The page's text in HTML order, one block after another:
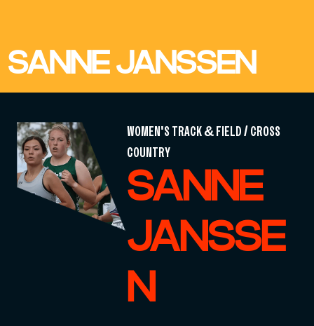
SANNE JANSSEN
WOMEN'S TRACK & FIELD / CROSS
COUNTRY
SANNE
JANSSE
N